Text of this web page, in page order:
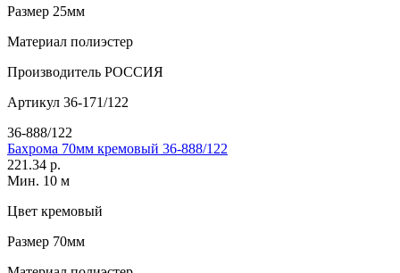
Размер 25мм
Материал полиэстер
Производитель РОССИЯ
Артикул 36-171/122
36-888/122
Бахрома 70мм кремовый 36-888/122
221.34 р.
Мин. 10 м
Цвет кремовый
Размер 70мм